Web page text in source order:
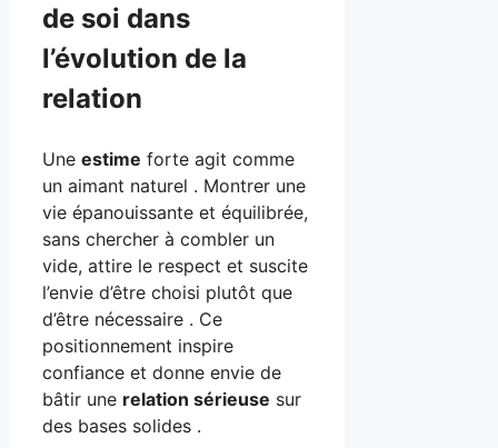
de soi dans
l’évolution de la
relation
Une estime forte agit comme
un aimant naturel . Montrer une
vie épanouissante et équilibrée,
sans chercher à combler un
vide, attire le respect et suscite
l’envie d’être choisi plutôt que
d’être nécessaire . Ce
positionnement inspire
confiance et donne envie de
bâtir une relation sérieuse sur
des bases solides .